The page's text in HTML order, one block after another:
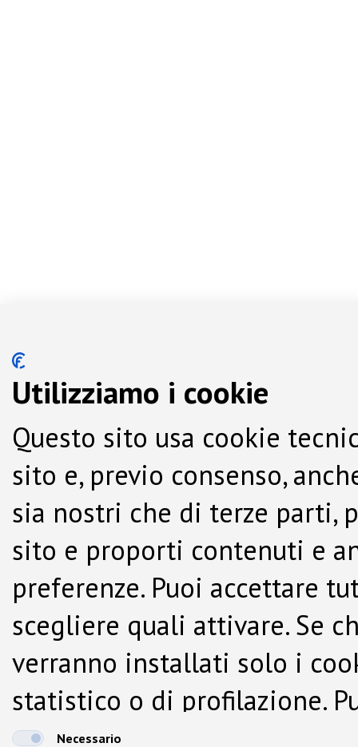
Utilizziamo i cookie
Questo sito usa cookie
sito e, previo consenso,
sia nostri che di terze parti,
sito e proporti contenuti e
preferenze. Puoi accettare
scegliere quali attivare. Se
verranno installati solo i
statistico o di profilazione.
dalla Cookie Policy.
Necessario